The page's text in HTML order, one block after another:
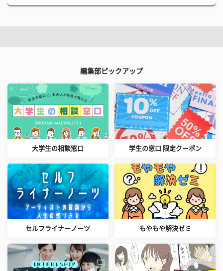
編集部ピックアップ
大学生の相談窓口 学生の窓口 限定クーポン
セルフライナーノーツ もやもや解決ゼミ